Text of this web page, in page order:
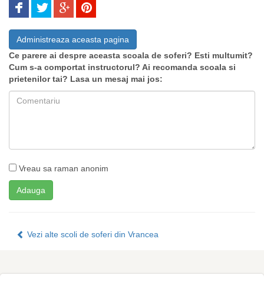
Administreaza aceasta pagina
Ce parere ai despre aceasta scoala de soferi? Esti multumit?
Cum s-a comportat instructorul? Ai recomanda scoala si
prietenilor tai? Lasa un mesaj mai jos:
Vreau sa raman anonim
Vezi alte scoli de soferi din Vrancea